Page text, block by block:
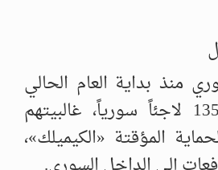
منذ بداية العام الحالي
عودة قسرية لـ1354 لاجئاً سورياً، غالبيتهم
المؤقتة «الكيميلك»،